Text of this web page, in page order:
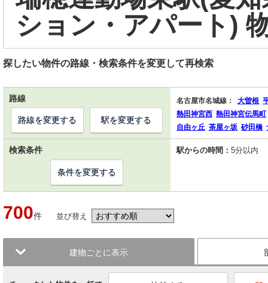
ション・アパート)
探したい物件の路線・検索条件を変更して再検索
路線 名古屋市名城線： 大曽根
熱田神宮西 熱田神宮伝馬町
自由ヶ丘 茶屋ヶ坂 砂田橋
路線を変更する 駅を変更する
検索条件 駅からの時間： 5分以内
条件を変更する
700件 並び替え
建物ごとに表示